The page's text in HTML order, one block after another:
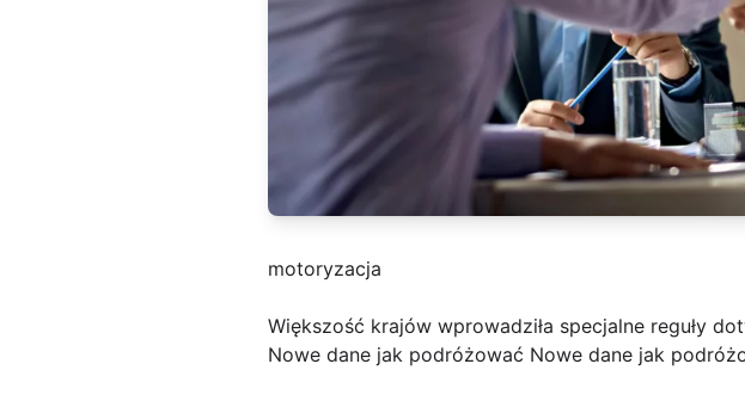
motoryzacja
Większość krajów wprowadziła specjalne reguły
Nowe dane jak podróżować Nowe dane jak